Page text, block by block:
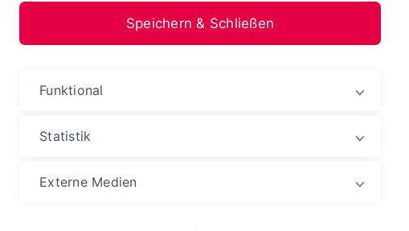
Medien
Speichern & Schließen
Funktional
Statistik
Externe Medien